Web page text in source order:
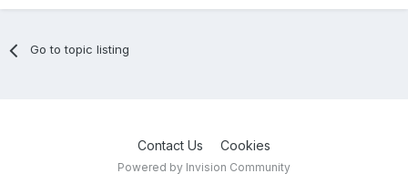
Go to topic listing
Contact Us Cookies
Powered by Invision Community